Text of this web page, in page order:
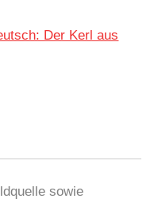
Der Kerl aus
sowie